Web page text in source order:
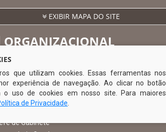
EXIBIR MAPA DO SITE
ORGANIZACIONAL
Prefeito
Municipal
de Gabinete
que utilizam cookies. Essas ferramentas nos
experiência de navegação. Ao clicar no botão
o uso de cookies em nosso site. Para maiores
de Privacidade